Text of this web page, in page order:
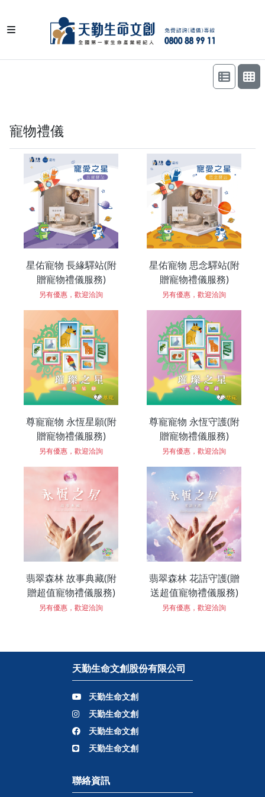
寵物禮儀
星佑寵物 長緣驛站(附
贈寵物禮儀服務)
另有優惠，歡迎洽詢
星佑寵物 思念驛站(附
贈寵物禮儀服務)
另有優惠，歡迎洽詢
尊寵寵物 永恆星願(附
贈寵物禮儀服務)
另有優惠，歡迎洽詢
尊寵寵物 永恆守護(附
贈寵物禮儀服務)
另有優惠，歡迎洽詢
翡翠森林 故事典藏(附
贈超值寵物禮儀服務)
另有優惠，歡迎洽詢
翡翠森林 花語守護(贈
送超值寵物禮儀服務)
另有優惠，歡迎洽詢
天勤生命文創股份有限公司
天勤生命文創
天勤生命文創
天勤生命文創
天勤生命文創
聯絡資訊